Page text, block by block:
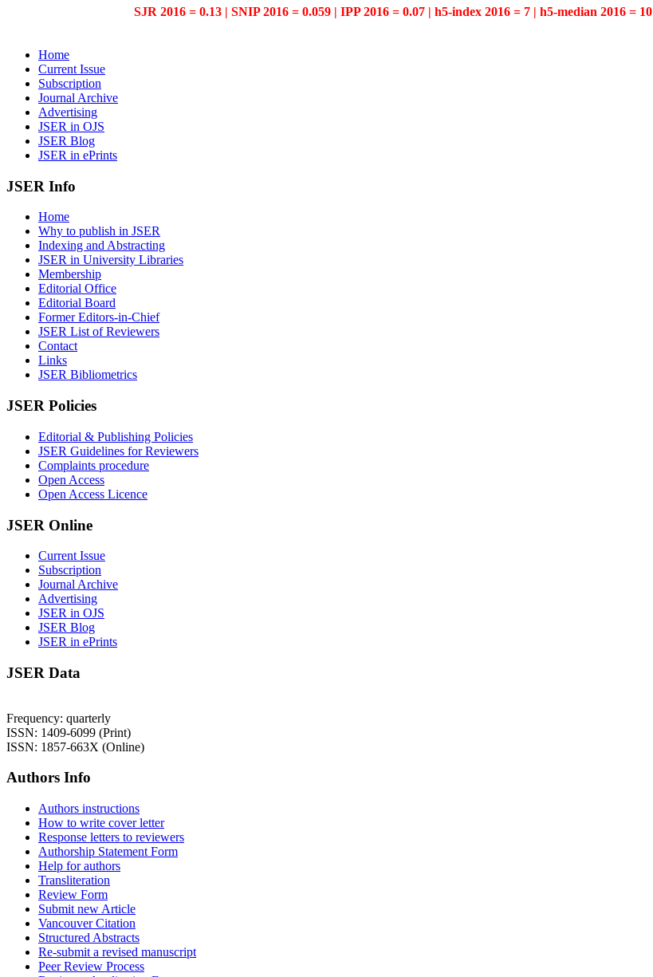
SJR 2016 = 0.13 | SNIP 2016 = 0.059 | IPP 2016 = 0.07 | h5-index 2016 = 7 | h5-median 2016 = 10
Home
Current Issue
Subscription
Journal Archive
Advertising
JSER in OJS
JSER Blog
JSER in ePrints
JSER Info
Home
Why to publish in JSER
Indexing and Abstracting
JSER in University Libraries
Membership
Editorial Office
Editorial Board
Former Editors-in-Chief
JSER List of Reviewers
Contact
Links
JSER Bibliometrics
JSER Policies
Editorial & Publishing Policies
JSER Guidelines for Reviewers
Complaints procedure
Open Access
Open Access Licence
JSER Online
Current Issue
Subscription
Journal Archive
Advertising
JSER in OJS
JSER Blog
JSER in ePrints
JSER Data
Frequency: quarterly
ISSN: 1409-6099 (Print)
ISSN: 1857-663X (Online)
Authors Info
Authors instructions
How to write cover letter
Response letters to reviewers
Authorship Statement Form
Help for authors
Transliteration
Review Form
Submit new Article
Vancouver Citation
Structured Abstracts
Re-submit a revised manuscript
Peer Review Process